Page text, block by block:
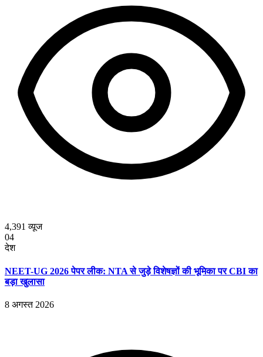
4,391 व्यूज
04
देश
NEET-UG 2026 पेपर लीक: NTA से जुड़े विशेषज्ञों की भूमिका पर CBI का
बड़ा खुलासा
8 अगस्त 2026